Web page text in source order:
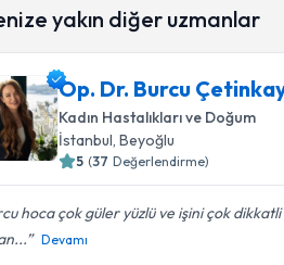
yakın diğer uzmanlar
Op. Dr. Burcu
Kadın Hastalıkları ve Doğum
İstanbul , Beyoğlu
5 (37 Değerlendirme)
hoca çok güler yüzlü ve işini çok dikkatli
Devamı